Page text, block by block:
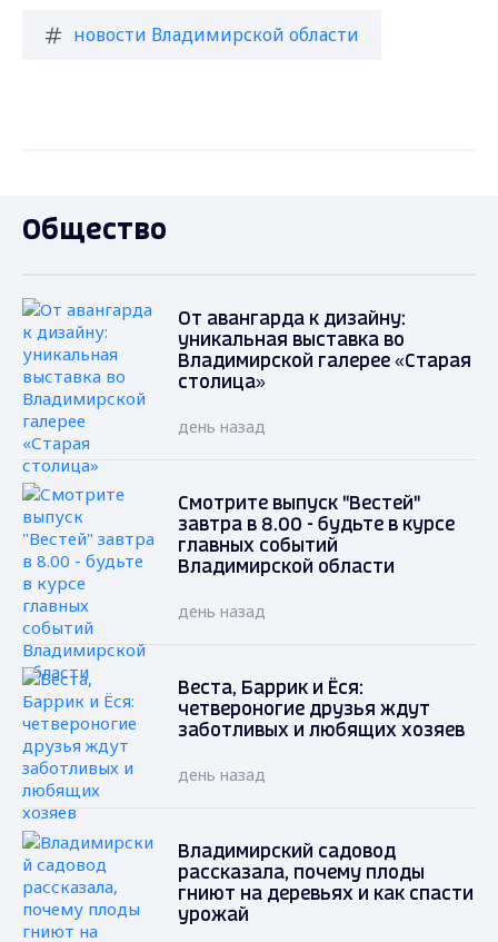
новости Владимирской области
Общество
От авангарда к дизайну:
уникальная выставка во
Владимирской галерее «Старая
столица»
день назад
Смотрите выпуск "Вестей"
завтра в 8.00 - будьте в курсе
главных событий
Владимирской области
день назад
Веста, Баррик и Ёся:
четвероногие друзья ждут
заботливых и любящих хозяев
день назад
Владимирский садовод
рассказала, почему плоды
гниют на деревьях и как спасти
урожай